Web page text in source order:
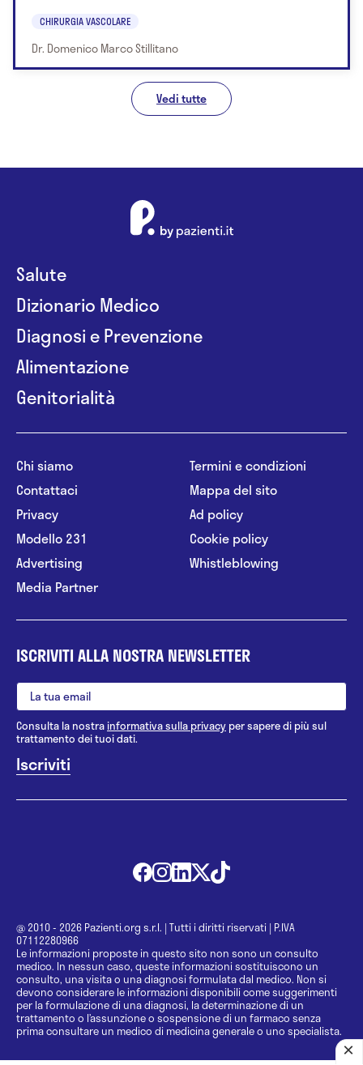
CHIRURGIA VASCOLARE
Dr. Domenico Marco Stillitano
Vedi tutte
Salute
Dizionario Medico
Diagnosi e Prevenzione
Alimentazione
Genitorialità
Chi siamo
Contattaci
Privacy
Modello 231
Advertising
Media Partner
Termini e condizioni
Mappa del sito
Ad policy
Cookie policy
Whistleblowing
ISCRIVITI ALLA NOSTRA NEWSLETTER
Consulta la nostrainformativa sulla privacy per sapere di più sul
trattamento dei tuoi dati.
@ 2010 - 2026 Pazienti.org s.r.l. | Tutti i diritti riservati | P.IVA
07112280966
Le informazioni proposte in questo sito non sono un consulto
medico. In nessun caso, queste informazioni sostituiscono un
consulto, una visita o una diagnosi formulata dal medico. Non si
devono considerare le informazioni disponibili come suggerimenti
per la formulazione di una diagnosi, la determinazione di un
trattamento o l’assunzione o sospensione di un farmaco senza
prima consultare un medico di medicina generale o uno specialista.